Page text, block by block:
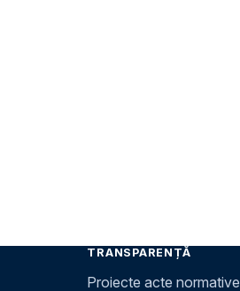
TRANSPARENȚĂ
Proiecte acte normative